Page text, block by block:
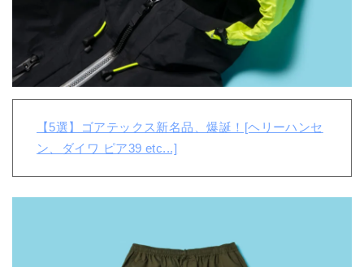
【5選】ゴアテックス新名品、爆誕！[ヘリーハンセ
ン、ダイワ ピア39 etc...]